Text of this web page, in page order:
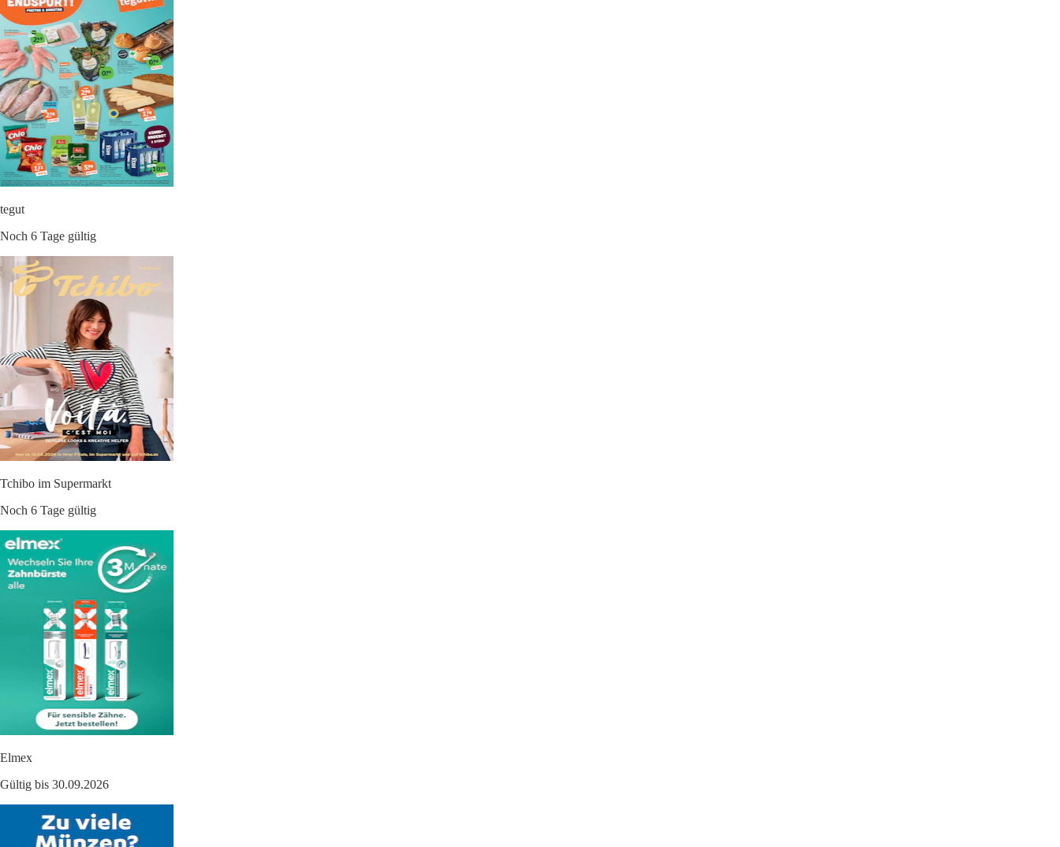
tegut
Noch 6 Tage gültig
Tchibo im Supermarkt
Noch 6 Tage gültig
Elmex
Gültig bis 30.09.2026